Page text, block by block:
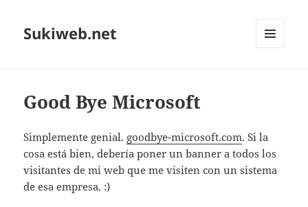
Sukiweb.net
Good Bye Microsoft
Simplemente genial. goodbye-microsoft.com. Si la
cosa está bien, deberí­a poner un banner a todos los
visitantes de mi web que me visiten con un sistema
de esa empresa. :)